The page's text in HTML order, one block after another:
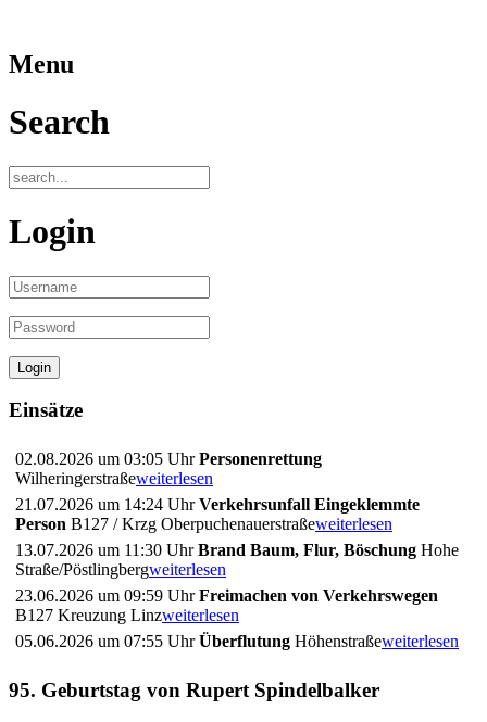
Menu
Search
Login
Einsätze
02.08.2026 um 03:05 UhrPersonenrettung
Wilheringerstraßeweiterlesen
21.07.2026 um 14:24 UhrVerkehrsunfall Eingeklemmte
Person B127 / Krzg Oberpuchenauerstraßeweiterlesen
13.07.2026 um 11:30 UhrBrand Baum, Flur, Böschung Hohe
Straße/Pöstlingbergweiterlesen
23.06.2026 um 09:59 UhrFreimachen von Verkehrswegen
B127 Kreuzung Linzweiterlesen
05.06.2026 um 07:55 UhrÜberflutung Höhenstraßeweiterlesen
95. Geburtstag von Rupert Spindelbalker